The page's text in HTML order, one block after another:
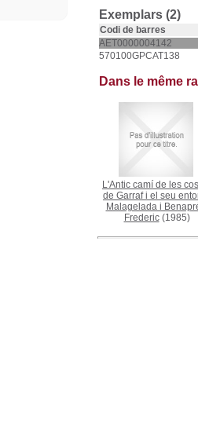
Exemplars (2)
Codi de barres
AET0000004142
570100GPCAT138
Dans le même
L'Antic camí de les
de Garraf i el seu
Malagelada i
Frederic(1985)